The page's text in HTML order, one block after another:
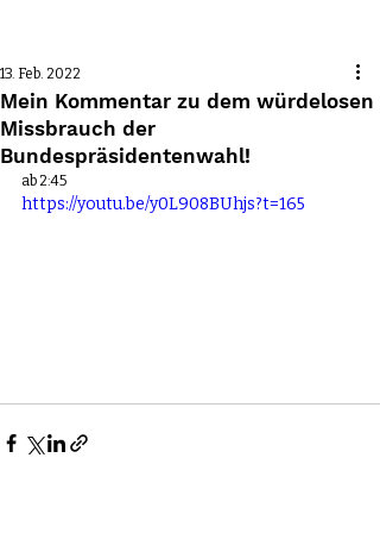
Mein Kommentar zu dem würdelosen
Missbrauch der
Bundespräsidentenwahl!
13. Feb. 2022
ab 2:45
https://youtu.be/y0L908BUhjs?t=165